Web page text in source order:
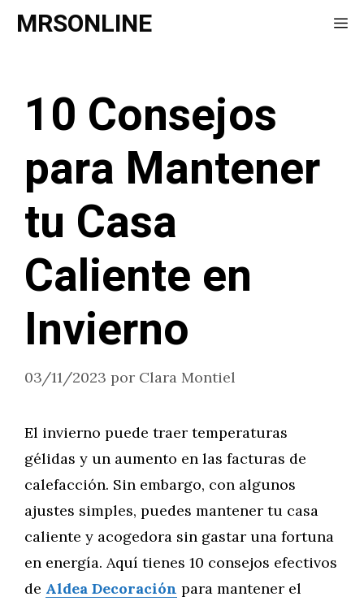
Saltar
MRSONLINE
10 Consejos
para Mantener
tu Casa
Caliente en
Invierno
03/11/2023 por Clara Montiel
El invierno puede traer temperaturas
gélidas y un aumento en las facturas de
calefacción. Sin embargo, con algunos
ajustes simples, puedes mantener tu casa
caliente y acogedora sin gastar una fortuna
en energía. Aquí tienes 10 consejos efectivos
de Aldea Decoración para mantener el